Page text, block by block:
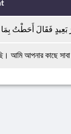
فَقَالَ أَحَطْتُ بِمَا
আপনার কাছে সাবা